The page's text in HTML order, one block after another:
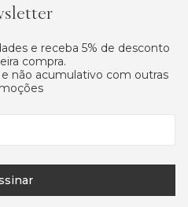
e receba 5% de desconto
compra.
não acumulativo com outras